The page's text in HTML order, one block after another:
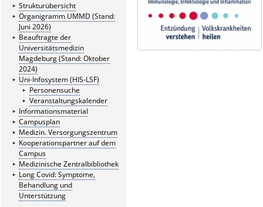
Strukturübersicht
Organigramm UMMD (Stand:
Juni 2026)
Beauftragte der
Universitätsmedizin
Magdeburg (Stand: Oktober
2024)
Uni-Infosystem (HIS-LSF)
Personensuche
Veranstaltungskalender
Informationsmaterial
Campusplan
Medizin. Versorgungszentrum
Kooperationspartner auf dem
Campus
Medizinische Zentralbibliothek
Long Covid: Symptome,
Behandlung und
Unterstützung